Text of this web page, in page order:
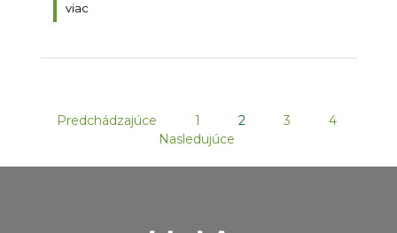
viac
Predchádzajúce 1 2 3
4
Nasledujúce